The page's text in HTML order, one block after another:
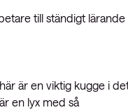
till ständigt lärande
är en viktig kugge i
en lyx med så